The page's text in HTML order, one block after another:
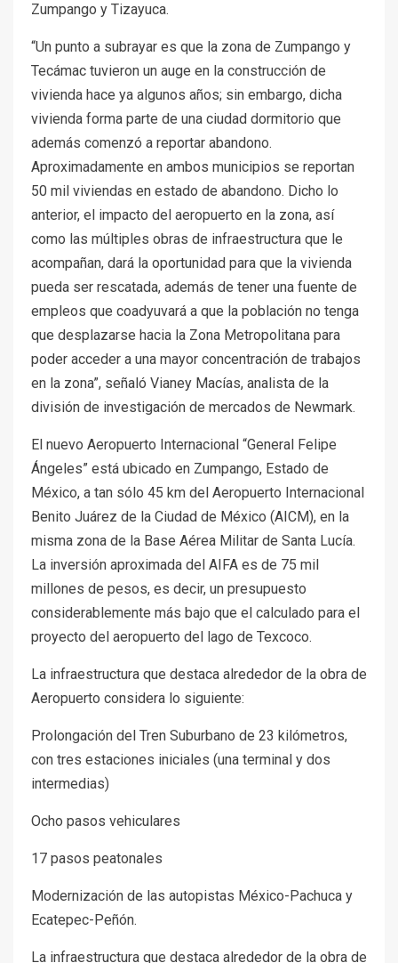
Zumpango y Tizayuca.
“Un punto a subrayar es que la zona de Zumpango y
Tecámac tuvieron un auge en la construcción de
vivienda hace ya algunos años; sin embargo, dicha
vivienda forma parte de una ciudad dormitorio que
además comenzó a reportar abandono.
Aproximadamente en ambos municipios se reportan
50 mil viviendas en estado de abandono. Dicho lo
anterior, el impacto del aeropuerto en la zona, así
como las múltiples obras de infraestructura que le
acompañan, dará la oportunidad para que la vivienda
pueda ser rescatada, además de tener una fuente de
empleos que coadyuvará a que la población no tenga
que desplazarse hacia la Zona Metropolitana para
poder acceder a una mayor concentración de trabajos
en la zona”, señaló Vianey Macías, analista de la
división de investigación de mercados de Newmark.
El nuevo Aeropuerto Internacional “General Felipe
Ángeles” está ubicado en Zumpango, Estado de
México, a tan sólo 45 km del Aeropuerto Internacional
Benito Juárez de la Ciudad de México (AICM), en la
misma zona de la Base Aérea Militar de Santa Lucía.
La inversión aproximada del AIFA es de 75 mil
millones de pesos, es decir, un presupuesto
considerablemente más bajo que el calculado para el
proyecto del aeropuerto del lago de Texcoco.
La infraestructura que destaca alrededor de la obra de
Aeropuerto considera lo siguiente:
Prolongación del Tren Suburbano de 23 kilómetros,
con tres estaciones iniciales (una terminal y dos
intermedias)
Ocho pasos vehiculares
17 pasos peatonales
Modernización de las autopistas México-Pachuca y
Ecatepec-Peñón.
La infraestructura que destaca alrededor de la obra de